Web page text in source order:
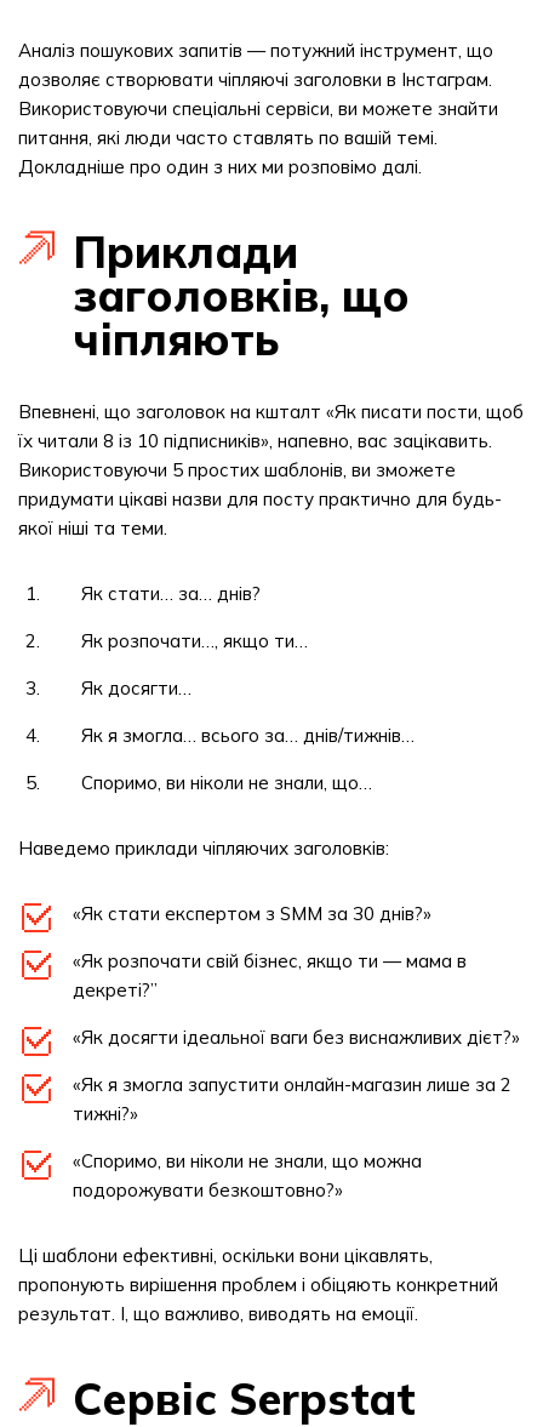
Аналіз пошукових запитів — потужний інструмент, що
дозволяє створювати чіпляючі заголовки в Інстаграм.
Використовуючи спеціальні сервіси, ви можете знайти
питання, які люди часто ставлять по вашій темі.
Докладніше про один з них ми розповімо далі.
Приклади
заголовків, що
чіпляють
Впевнені, що заголовок на кшталт «Як писати пости, щоб
їх читали 8 із 10 підписників», напевно, вас зацікавить.
Використовуючи 5 простих шаблонів, ви зможете
придумати цікаві назви для посту практично для будь-
якої ніші та теми.
Як стати… за… днів?
Як розпочати…, якщо ти…
Як досягти…
Як я змогла… всього за… днів/тижнів…
Споримо, ви ніколи не знали, що…
Наведемо приклади чіпляючих заголовків:
«Як стати експертом з SMM за 30 днів?»
«Як розпочати свій бізнес, якщо ти — мама в
декреті?”
«Як досягти ідеальної ваги без виснажливих дієт?»
«Як я змогла запустити онлайн-магазин лише за 2
тижні?»
«Споримо, ви ніколи не знали, що можна
подорожувати безкоштовно?»
Ці шаблони ефективні, оскільки вони цікавлять,
пропонують вирішення проблем і обіцяють конкретний
результат. І, що важливо, виводять на емоції.
Сервіс Serpstat